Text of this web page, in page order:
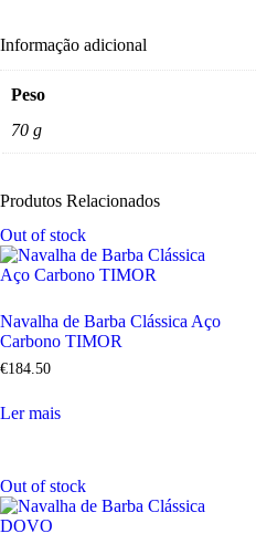
Informação adicional
Peso
70 g
Produtos Relacionados
Out of stock
Navalha de Barba Clássica Aço
Carbono TIMOR
€184.50
Ler mais
Out of stock